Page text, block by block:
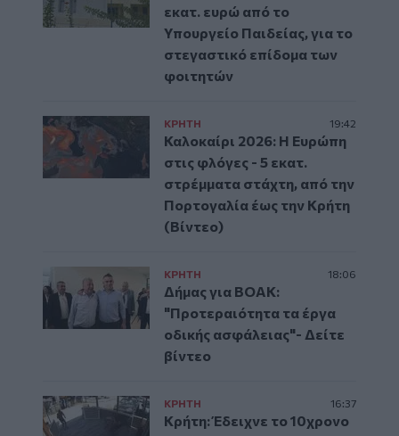
εκατ. ευρώ από το
Υπουργείο Παιδείας, για το
στεγαστικό επίδομα των
φοιτητών
ΚΡΗΤΗ 19:42
Καλοκαίρι 2026: Η Ευρώπη
στις φλόγες - 5 εκατ.
στρέμματα στάχτη, από την
Πορτογαλία έως την Κρήτη
(Βίντεο)
ΚΡΗΤΗ 18:06
Δήμας για ΒΟΑΚ:
"Προτεραιότητα τα έργα
οδικής ασφάλειας"- Δείτε
βίντεο
ΚΡΗΤΗ 16:37
Κρήτη: Έδειχνε το 10χρονο